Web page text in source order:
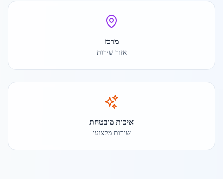
מרכז
אזור שירות
איכות מובטחת
שירות מקצועי